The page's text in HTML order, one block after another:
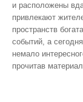
и расположены
привлекают
пространств
событий, а
немало
прочитав